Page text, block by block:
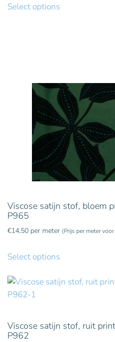
Select options
Viscose satijn stof, bloem
P965
€14,50 per meter (Prijs per meter
Select options
Viscose satijn stof, ruit
P962